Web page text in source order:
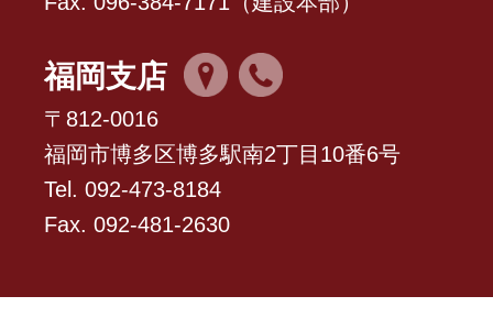
福岡支店
〒812-0016
福岡市博多区博多駅南2丁目10番6号
Tel. 092-473-8184
Fax. 092-481-2630